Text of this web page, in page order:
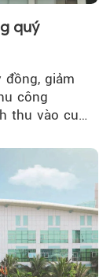
quý
đồng, giảm
công
thu vào cuối